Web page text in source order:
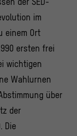
im
einem Ort
ersten frei
wichtigen
Wahlurnen
über
der
Die